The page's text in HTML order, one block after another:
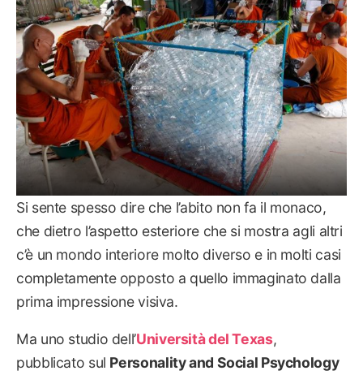
Si sente spesso dire che l’abito non fa il monaco,
che dietro l’aspetto esteriore che si mostra agli altri
c’è un mondo interiore molto diverso e in molti casi
completamente opposto a quello immaginato dalla
prima impressione visiva.
Ma uno studio dell’Università del Texas,
pubblicato sul Personality and Social Psychology